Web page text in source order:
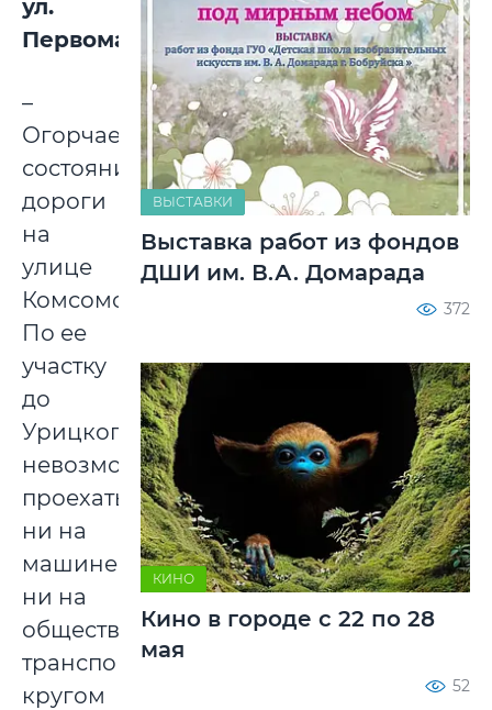
ул.
Первомайская:
–
Огорчает
состояние
дороги
на
улице
Комсомольской.
По ее
участку
до
Урицкого
невозможно
проехать
ни на
машине,
ни на
общественном
транспорте:
кругом
ВЫСТАВКИ
Выставка работ из фондов
ДШИ им. В.А. Домарада
372
КИНО
Кино в городе с 22 по 28
мая
52